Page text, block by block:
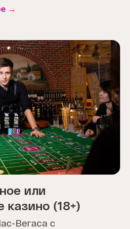
или
казино (18+)
Вегаса с